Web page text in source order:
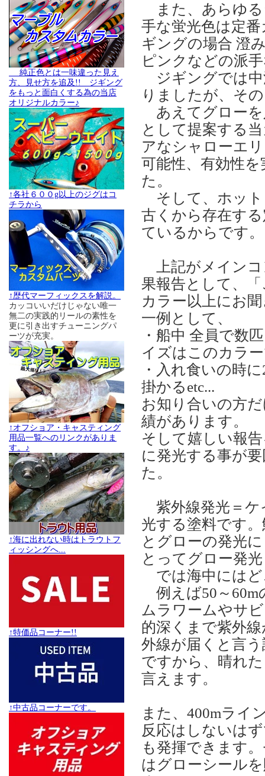
純正色とは一味違った見え
方、見せ方を追及!! ジギング
をもっと面白くする為の当店
オリジナルカラー♪
↑各社６００g以上のジグはコ
チラから
↑歴代マーフィックスを解説。
カッコいいだけじゃない唯一
無二の実践的リールの素性を
更に引き出すチューニングパ
ーツが充実。
↑オフショア・キャスティング
用品一覧へのリンクがありま
す。♪
↑海に出れない時はトラウトフ
ィッシングへ...
↑特価品コーナー!!
↑中古品コーナーです。
また、あらゆる
手な蛍光色は定
ギングの場合 澄
ピンクなどの派
ジギングでは中
りましたが、そ
あえてグローを
として提案する
アなシャローエ
可能性、有効性
た。
そして、ホット
古くから存在す
ているからです。
上記がメインコ
果報告として、
カラー以上にお
一例として、
・船中 全員で数
イズはこのカラ
・入れ食いの時
掛かるetc...
お知り合いの方
績があります。
そして嬉しい報
に発光する事が
た。
紫外線発光＝ケ
光する塗料です
とグローの発光
とってグロー発
では海中にはど
例えば50～60m
ムラワームやサ
的深くまで紫外
外線が届くと言
ですから、晴れ
言えます。
また、400mライ
反応はしないは
も発揮できます
はグローシール